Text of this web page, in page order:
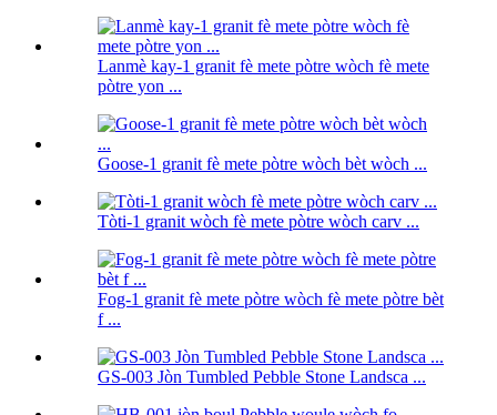
Lanmè kay-1 granit fè mete pòtre wòch fè mete
pòtre yon ...
Goose-1 granit fè mete pòtre wòch bèt wòch ...
Tòti-1 granit wòch fè mete pòtre wòch carv ...
Fog-1 granit fè mete pòtre wòch fè mete pòtre bèt
f ...
GS-003 Jòn Tumbled Pebble Stone Landsca ...